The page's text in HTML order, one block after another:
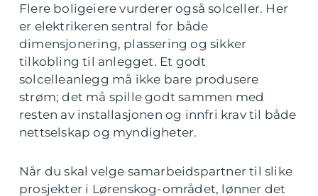
Flere boligeiere vurderer også solceller. Her
er elektrikeren sentral for både
dimensjonering, plassering og sikker
tilkobling til anlegget. Et godt
solcelleanlegg må ikke bare produsere
strøm; det må spille godt sammen med
resten av installasjonen og innfri krav til både
nettselskap og myndigheter.
Når du skal velge samarbeidspartner til slike
prosjekter i Lørenskog-området, lønner det